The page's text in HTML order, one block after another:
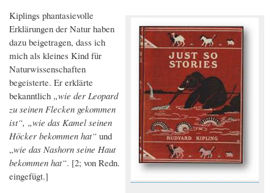
Kiplings phantasievolle
Erklärungen der Natur haben
dazu beigetragen, dass ich
mich als kleines Kind für
Naturwissenschaften
begeisterte. Er erklärte
bekanntlich „wie der Leopard
zu seinen Flecken gekommen
ist“, „wie das Kamel seinen
Höcker bekommen hat“ und
„wie das Nashorn seine Haut
bekommen hat“. [2; von Redn.
eingefügt.]